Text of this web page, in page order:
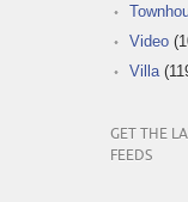
Video
Villa
GET THE
FEEDS